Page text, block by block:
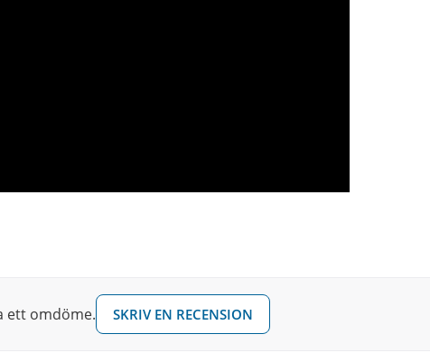
ett omdöme. SKRIV EN RECENSION